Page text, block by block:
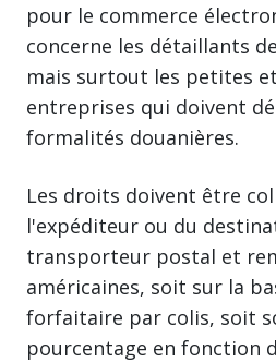
pour le commerce
concerne les détaillants
mais surtout les petites
entreprises qui doivent
formalités douanières.
Les droits doivent être
l'expéditeur ou du
transporteur postal et
américaines, soit sur la
forfaitaire par colis, soit
pourcentage en fonction